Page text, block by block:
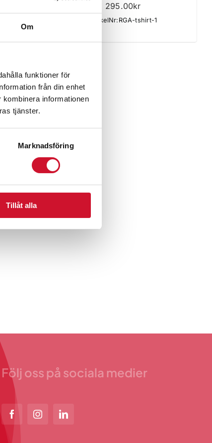
Om
funktioner för
från din enhet
informationen
tjänster.
Marknadsföring
Tillåt alla
295.00kr
ArtikelNr:RGA-tshirt-1
Följ oss på sociala medier